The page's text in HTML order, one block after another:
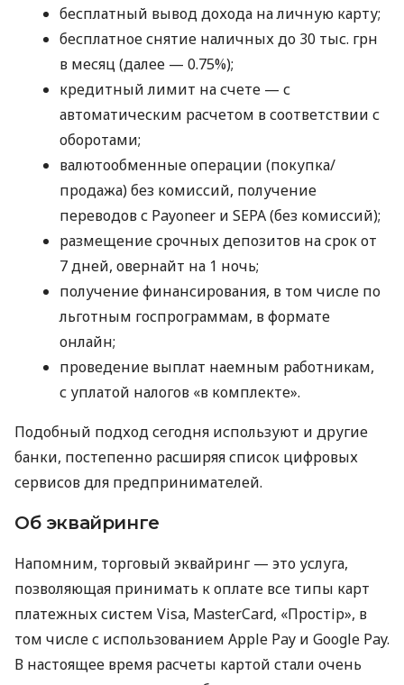
бесплатный вывод дохода на личную карту;
бесплатное снятие наличных до 30 тыс. грн
в месяц (далее — 0.75%);
кредитный лимит на счете — с
автоматическим расчетом в соответствии с
оборотами;
валютообменные операции (покупка/
продажа) без комиссий, получение
переводов с Payoneer и SEPA (без комиссий);
размещение срочных депозитов на срок от
7 дней, овернайт на 1 ночь;
получение финансирования, в том числе по
льготным госпрограммам, в формате
онлайн;
проведение выплат наемным работникам,
с уплатой налогов «в комплекте».
Подобный подход сегодня используют и другие
банки, постепенно расширяя список цифровых
сервисов для предпринимателей.
Об эквайринге
Напомним, торговый эквайринг — это услуга,
позволяющая принимать к оплате все типы карт
платежных систем Visa, MasterCard, «Простір», в
том числе с использованием Apple Pay и Google Pay.
В настоящее время расчеты картой стали очень